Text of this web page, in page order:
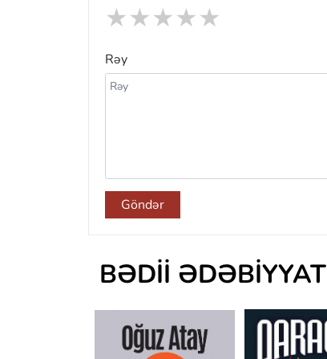
★
★
★
★
★
Rəy
Göndər
BƏDII ƏDƏBIYYAT